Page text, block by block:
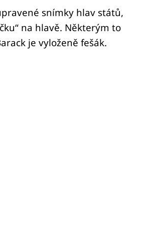
snímky hlav států,
na hlavě. Některým to
je vyloženě fešák.